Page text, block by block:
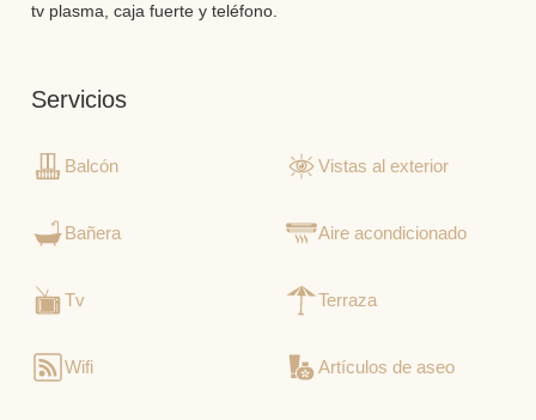
tv plasma, caja fuerte y teléfono.
Servicios
Balcón Vistas al exterior
Bañera Aire acondicionado
Tv Terraza
Wifi Artículos de aseo